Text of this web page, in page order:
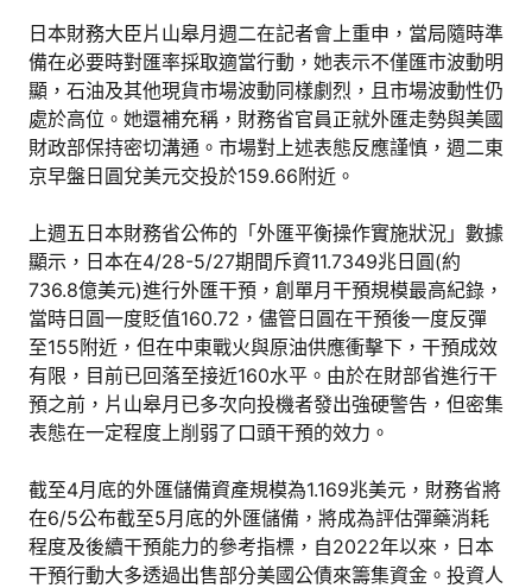
日本財務大臣片山皋月週二在記者會上重申，當局隨時準
備在必要時對匯率採取適當行動，她表示不僅匯市波動明
顯，石油及其他現貨市場波動同樣劇烈，且市場波動性仍
處於高位。她還補充稱，財務省官員正就外匯走勢與美國
財政部保持密切溝通。市場對上述表態反應謹慎，週二東
京早盤日圓兌美元交投於159.66附近。
上週五日本財務省公佈的「外匯平衡操作實施狀況」數據
顯示，日本在4/28-5/27期間斥資11.7349兆日圓(約
736.8億美元)進行外匯干預，創單月干預規模最高紀錄，
當時日圓一度貶值160.72，儘管日圓在干預後一度反彈
至155附近，但在中東戰火與原油供應衝擊下，干預成效
有限，目前已回落至接近160水平。由於在財部省進行干
預之前，片山皋月已多次向投機者發出強硬警告，但密集
表態在一定程度上削弱了口頭干預的效力。
截至4月底的外匯儲備資產規模為1.169兆美元，財務省將
在6/5公布截至5月底的外匯儲備，將成為評估彈藥消耗
程度及後續干預能力的參考指標，自2022年以來，日本
干預行動大多透過出售部分美國公債來籌集資金。投資人